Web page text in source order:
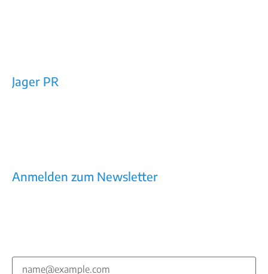
Jager PR
Anmelden zum Newsletter